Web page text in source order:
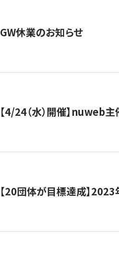
GW休業のお知らせ
【4/24（水）開催】nuweb
【20団体が目標達成】